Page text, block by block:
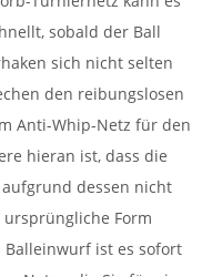
sobald der Ball
sich nicht selten
den reibungslosen
Anti-Whip-Netz für den
hieran ist, dass die
dessen nicht
Form
Balleinwurf ist es sofort